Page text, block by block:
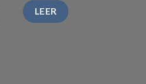
LEER